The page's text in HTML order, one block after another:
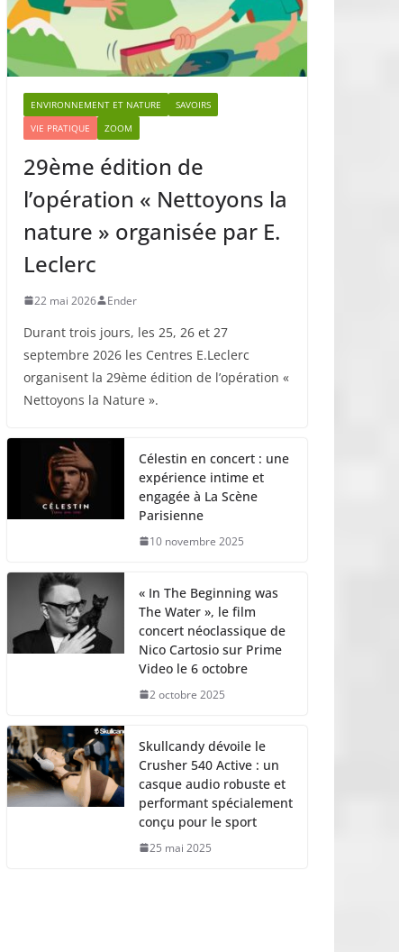
ENVIRONNEMENT ET NATURE
SAVOIRS
VIE PRATIQUE
ZOOM
29ème édition de
l’opération « Nettoyons la
nature » organisée par E.
Leclerc
22 mai 2026 Ender
Durant trois jours, les 25, 26 et 27
septembre 2026 les Centres E.Leclerc
organisent la 29ème édition de l’opération «
Nettoyons la Nature ».
Célestin en concert : une
expérience intime et
engagée à La Scène
Parisienne
10 novembre 2025
« In The Beginning was
The Water », le film
concert néoclassique de
Nico Cartosio sur Prime
Video le 6 octobre
2 octobre 2025
Skullcandy dévoile le
Crusher 540 Active : un
casque audio robuste et
performant spécialement
conçu pour le sport
25 mai 2025